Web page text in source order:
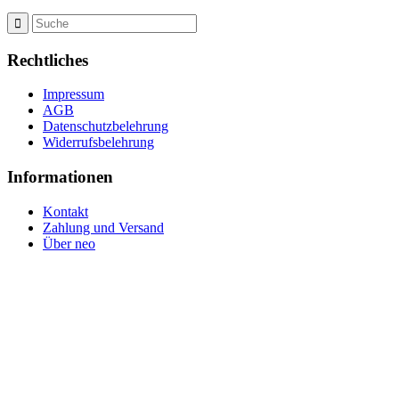
Rechtliches
Impressum
AGB
Datenschutzbelehrung
Widerrufsbelehrung
Informationen
Kontakt
Zahlung und Versand
Über neo